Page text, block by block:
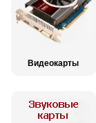
Видеокарты